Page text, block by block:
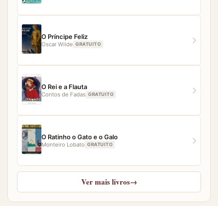
O Príncipe Feliz
Oscar Wilde GRATUITO
O Rei e a Flauta
Contos de Fadas GRATUITO
O Ratinho o Gato e o Galo
Monteiro Lobato GRATUITO
Ver mais livros→